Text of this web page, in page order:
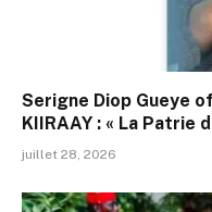
Serigne Diop Gueye
KIIRAAY : « La Patrie
juillet 28, 2026